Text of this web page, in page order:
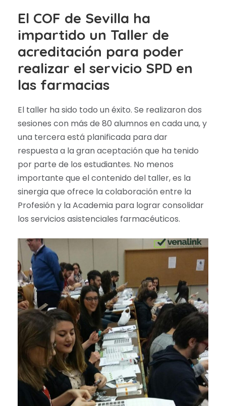
El COF de Sevilla ha
impartido un Taller de
acreditación para poder
realizar el servicio SPD en
las farmacias
El taller ha sido todo un éxito. Se realizaron dos
sesiones con más de 80 alumnos en cada una, y
una tercera está planificada para dar
respuesta a la gran aceptación que ha tenido
por parte de los estudiantes. No menos
importante que el contenido del taller, es la
sinergia que ofrece la colaboración entre la
Profesión y la Academia para lograr consolidar
los servicios asistenciales farmacéuticos.